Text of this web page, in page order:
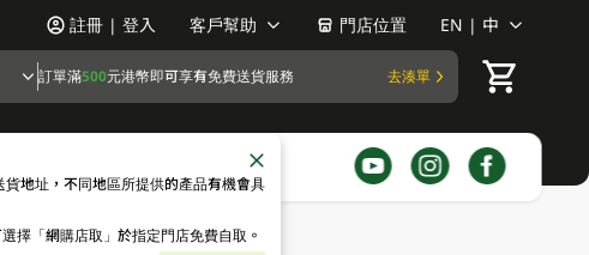
註冊 | 登入 客戶幫助 門店位置 EN | 中
訂單滿500元港幣即可享有免費送貨服務 去湊單
貨地址，不同地區所提供的產品有機會具
擇「網購店取」於指定門店免費自取。